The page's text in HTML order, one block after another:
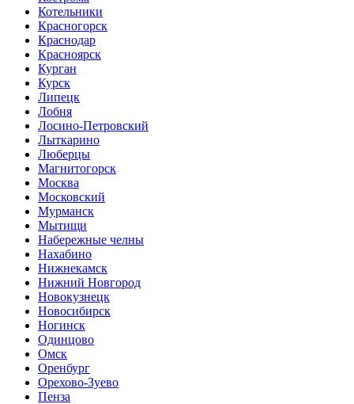
Котельники
Красногорск
Краснодар
Красноярск
Курган
Курск
Липецк
Лобня
Лосино-Петровский
Лыткарино
Люберцы
Магнитогорск
Москва
Московский
Мурманск
Мытищи
Набережные челны
Нахабино
Нижнекамск
Нижний Новгород
Новокузнецк
Новосибирск
Ногинск
Одинцово
Омск
Оренбург
Орехово-Зуево
Пенза